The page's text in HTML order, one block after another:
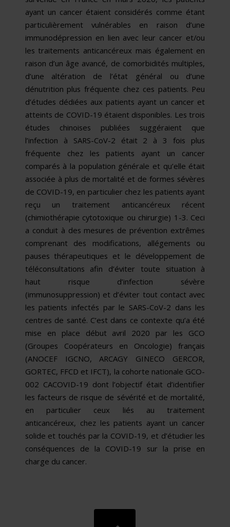
ayant un cancer étaient considérés comme étant
particulièrement vulnérables en raison d’une
immunodépression en lien avec leur cancer et/ou
les traitements anticancéreux mais également en
raison d’un âge avancé, de comorbidités multiples,
d’une altération de l’état général ou d’une
dénutrition plus fréquente chez ces patients. Peu
d’études dédiées aux patients ayant un cancer et
atteints de COVID-19 étaient disponibles. Les trois
études chinoises publiées suggéraient que
l’infection à SARS-CoV-2 était 2 à 3 fois plus
fréquente chez les patients ayant un cancer
comparés à la population générale et qu’elle était
associée à plus de mortalité et de formes sévères
de COVID-19, en particulier chez les patients ayant
reçu un traitement anticancéreux récent
(chimiothérapie cytotoxique ou chirurgie) 1-3. Ceci
a conduit à des mesures de prévention extrêmes
comprenant des modifications, allégements ou
pauses thérapeutiques et le développement de
téléconsultations afin d’éviter toute situation à
haut risque d’infection sévère
(immunosuppression) et d’éviter tout contact avec
les patients infectés par le SARS-CoV-2 dans les
centres de santé. C’est dans ce contexte qu’a été
mise en place début avril 2020 par les GCO
(Groupes Coopérateurs en Oncologie) français
(ANOCEF IGCNO, ARCAGY GINECO GERCOR,
GORTEC, FFCD et IFCT), la cohorte nationale GCO-
002 CACOVID-19 dont l’objectif était d’identifier
les facteurs de risque de sévérité et de mortalité,
en particulier ceux liés au traitement
anticancéreux, chez les patients ayant un cancer
solide et touchés par la COVID-19, et d’étudier les
conséquences de la COVID-19 sur la prise en
charge du cancer.